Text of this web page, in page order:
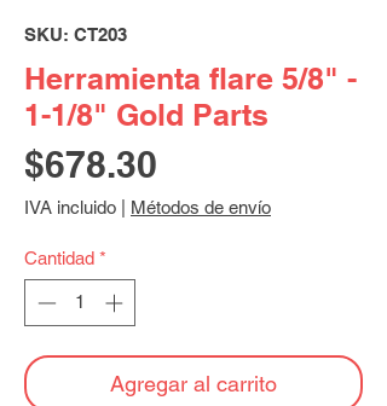
SKU: CT203
Herramienta flare 5/8" -
1-1/8" Gold Parts
$678.30
IVA incluido Métodos de envío
Cantidad *
Agregar al carrito